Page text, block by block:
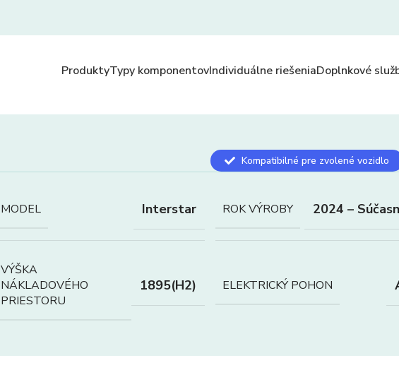
ProduktyTypy komponentovIndividuálne riešeniaDoplnkové
Kompatibilné pre zvolené vozidlo
MODEL Interstar ROK VÝROBY 2024 –
VÝŠKA
NÁKLADOVÉHO
PRIESTORU
1895(H2) ELEKTRICKÝ POHON